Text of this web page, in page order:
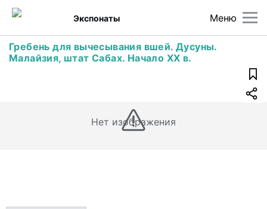
Меню
Экспонаты
Гребень для вычесывания вшей. Дусуны.
Малайзия, штат Сабах. Начало XX в.
Нет изображения